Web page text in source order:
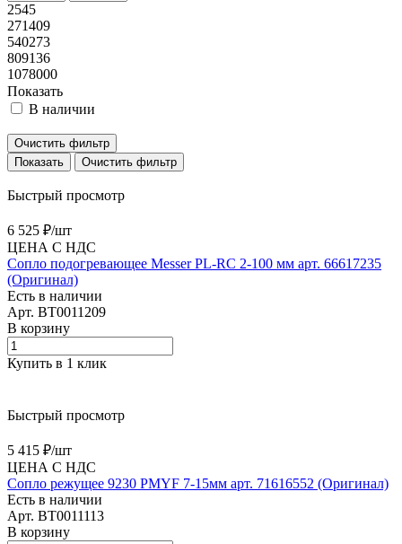
2545
271409
540273
809136
1078000
Показать
В наличии
Очистить фильтр
Очистить фильтр
Быстрый просмотр
6 525 ₽/шт
ЦЕНА С НДС
Сопло подогревающее Messer PL-RC 2-100 мм арт. 66617235
(Оригинал)
Есть в наличии
Арт. BT0011209
В корзину
Купить в 1 клик
Быстрый просмотр
5 415 ₽/шт
ЦЕНА С НДС
Сопло режущее 9230 PMYF 7-15мм арт. 71616552 (Оригинал)
Есть в наличии
Арт. BT0011113
В корзину